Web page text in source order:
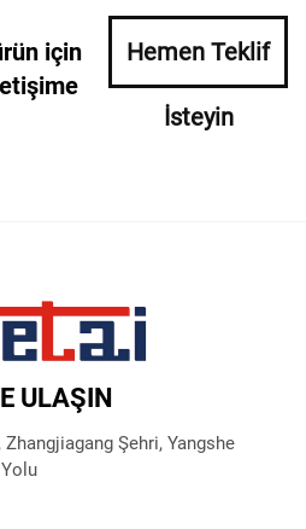
için
Hemen Teklif
İsteyin
ULAŞIN
Şehri, Yangshe